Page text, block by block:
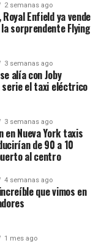
2 semanas ago
Enfield ya vende
sorprendente Flying
3 semanas ago
alía con Joby
el taxi eléctrico
3 semanas ago
en Nueva York taxis
de 90 a 10
al centro
4 semanas ago
que vimos en
1 mes ago